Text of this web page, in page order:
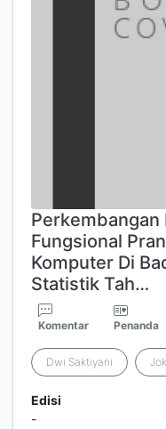
Perkembangan
Fungsional
Komputer Di
Statistik Tah…
Komentar Penanda
Dwi Saktiyani
Edisi
-